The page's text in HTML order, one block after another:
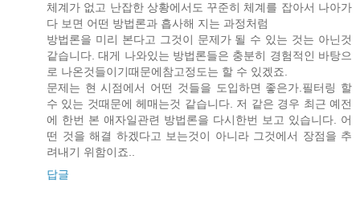
체계가 없고 난잡한 상황에서도 꾸준히 체계를 잡아서 나아가
다 보면 어떤 방법론과 흡사해 지는 과정처럼
방법론을 미리 본다고 그것이 문제가 될 수 있는 것는 아닌것
같습니다. 대게 나와있는 방법론들은 충분히 경험적인 바탕으
로 나온것들이기때문에참고정도는 할 수 있겠죠.
문제는 현 시점에서 어떤 것들을 도입하면 좋은가.필터링 할
수 있는 것때문에 헤매는것 같습니다. 저 같은 경우 최근 예전
에 한번 본 애자일관련 방법론을 다시한번 보고 있습니다. 어
떤 것을 해결 하겠다고 보는것이 아니라 그것에서 장점을 추
려내기 위함이죠..
답글